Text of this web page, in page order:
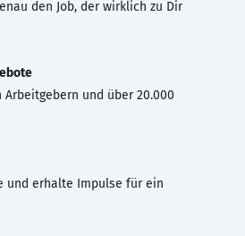
den Job, der wirklich zu Dir
Arbeitgebern und über 20.000
und erhalte Impulse für ein